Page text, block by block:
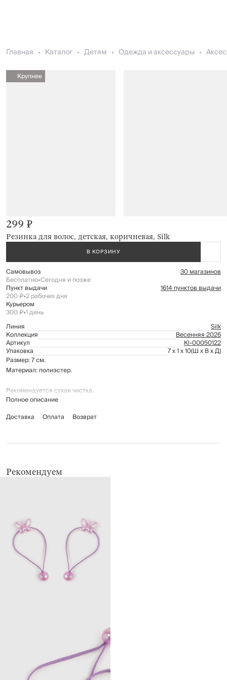
Главная Каталог Детям Одежда и аксессуары
Крупнее
Резинка для волос, детская, коричневая, Silk
299 ₽
В КОРЗИНУ
Самовывоз 30 магазинов
Бесплатно•Сегодня и позже
Пункт выдачи 1614 пунктов выдачи
200 ₽•2 рабочих дня
Курьером
300 ₽•1 день
Линия
Silk
Коллекция Весенняя 2026
Артикул Kl-00050122
Упаковка 7 x 1 x 10(Ш x В x Д)
Размер: 7 см.
Материал: полиэстер.
Рекомендуется сухая чистка.
Полное описание
Доставка
Оплата Возврат
Рекомендуем